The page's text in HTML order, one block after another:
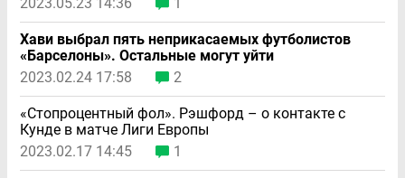
Хави выбрал пять неприкасаемых футболистов
«Барселоны». Остальные могут уйти
2023.02.24 17:58
2
«Стопроцентный фол». Рэшфорд – о контакте с
Кунде в матче Лиги Европы
2023.02.17 14:45
1